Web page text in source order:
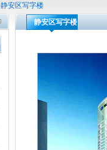
静安区写字楼
静安区写字楼